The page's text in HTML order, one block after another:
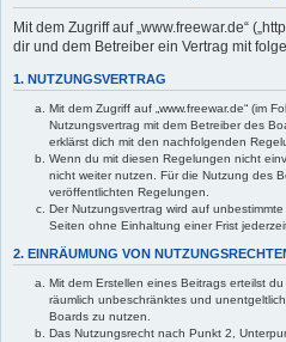
Mit dem Zugriff auf „www.freewar.de“
dir und dem Betreiber ein Vertrag mit
1. NUTZUNGSVERTRAG
Mit dem Zugriff auf „www.freewar.de“ (im
Nutzungsvertrag mit dem Betreiber des
erklärst dich mit den nachfolgenden
Wenn du mit diesen Regelungen nicht
nicht weiter nutzen. Für die Nutzung des
veröffentlichten Regelungen.
Der Nutzungsvertrag wird auf
Seiten ohne Einhaltung einer Frist
2. EINRÄUMUNG VON
Mit dem Erstellen eines Beitrags erteilst
räumlich unbeschränktes und
Boards zu nutzen.
Das Nutzungsrecht nach Punkt 2,